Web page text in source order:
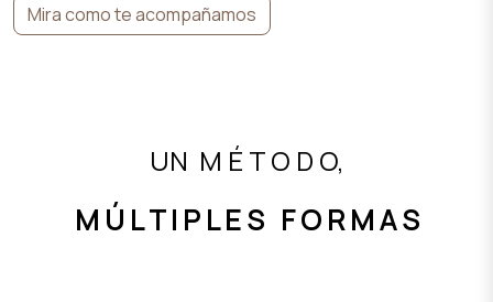
Mira como te acompañamos
UN M É T O D O,
M Ú L T I P L E S F O R M A S